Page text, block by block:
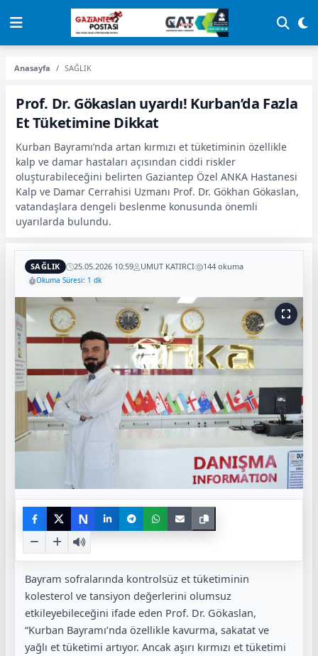
Anasayfa SAĞLIK
Prof. Dr. Gökaslan uyardı! Kurban’da Fazla
Et Tüketimine Dikkat
Kurban Bayramı’nda artan kırmızı et tüketiminin özellikle
kalp ve damar hastaları açısından ciddi riskler
oluşturabileceğini belirten Gaziantep Özel ANKA Hastanesi
Kalp ve Damar Cerrahisi Uzmanı Prof. Dr. Gökhan Gökaslan,
vatandaşlara dengeli beslenme konusunda önemli
uyarılarda bulundu.
SAĞLIK 25.05.2026 10:59 UMUT KATIRCI 144 okuma
Okuma Süresi: 1 dk
N
Bayram sofralarında kontrolsüz et tüketiminin
kolesterol ve tansiyon değerlerini olumsuz
etkileyebileceğini ifade eden Prof. Dr. Gökaslan,
“Kurban Bayramı’nda özellikle kavurma, sakatat ve
yağlı et tüketimi artıyor. Ancak aşırı kırmızı et tüketimi